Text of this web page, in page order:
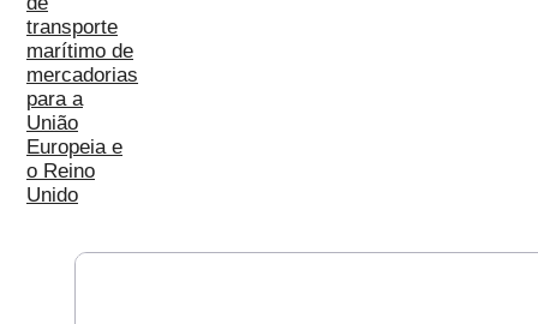
transporte
marítimo de
mercadorias
para a
União
Europeia e
o Reino
Unido